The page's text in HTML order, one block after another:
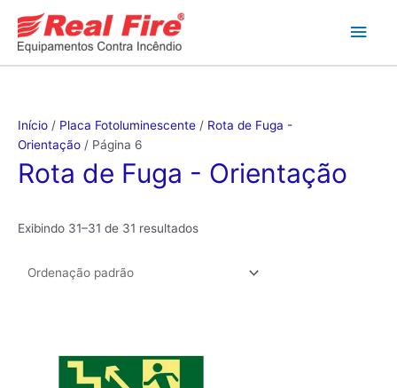
para
conteúdo
Início / Placa Fotoluminescente / Rota de Fuga -
Orientação / Página 6
Rota de Fuga - Orientação
Exibindo 31–31 de 31 resultados